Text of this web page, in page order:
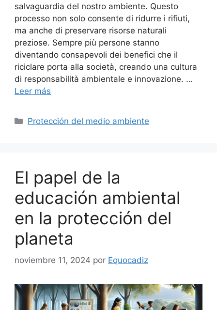
salvaguardia del nostro ambiente. Questo
processo non solo consente di ridurre i rifiuti,
ma anche di preservare risorse naturali
preziose. Sempre più persone stanno
diventando consapevoli dei benefici che il
riciclare porta alla società, creando una cultura
di responsabilità ambientale e innovazione. …
Leer más
Categorías
Protección del medio ambiente
El papel de la
educación ambiental
en la protección del
planeta
noviembre 11, 2024 por Equocadiz